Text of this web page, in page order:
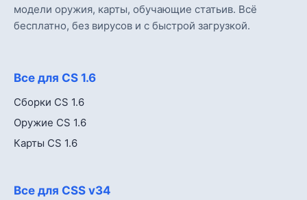
модели оружия, карты, обучающие статьив. Всё
бесплатно, без вирусов и с быстрой загрузкой.
Все для CS 1.6
Сборки CS 1.6
Оружие CS 1.6
Карты CS 1.6
Все для CSS v34